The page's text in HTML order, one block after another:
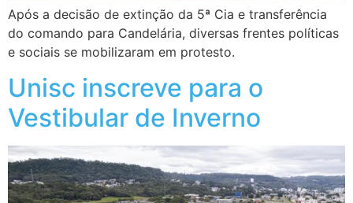
Após a decisão de extinção da 5ª Cia e transferência
do comando para Candelária, diversas frentes políticas
e sociais se mobilizaram em protesto.
Unisc inscreve para o
Vestibular de Inverno